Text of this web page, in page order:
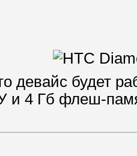
девайс будет
и 4 Гб флеш-